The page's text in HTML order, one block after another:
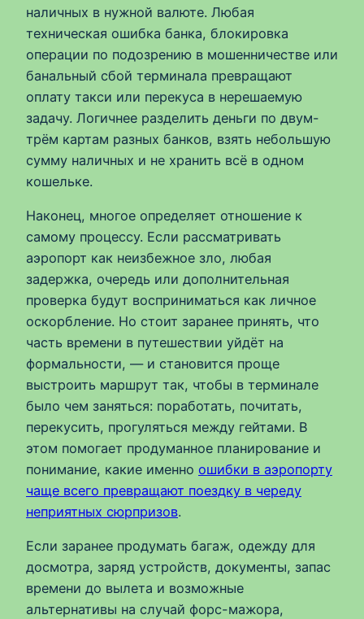
наличных в нужной валюте. Любая
техническая ошибка банка, блокировка
операции по подозрению в мошенничестве или
банальный сбой терминала превращают
оплату такси или перекуса в нерешаемую
задачу. Логичнее разделить деньги по двум-
трём картам разных банков, взять небольшую
сумму наличных и не хранить всё в одном
кошельке.
Наконец, многое определяет отношение к
самому процессу. Если рассматривать
аэропорт как неизбежное зло, любая
задержка, очередь или дополнительная
проверка будут восприниматься как личное
оскорбление. Но стоит заранее принять, что
часть времени в путешествии уйдёт на
формальности, — и становится проще
выстроить маршрут так, чтобы в терминале
было чем заняться: поработать, почитать,
перекусить, прогуляться между гейтами. В
этом помогает продуманное планирование и
понимание, какие именно ошибки в аэропорту
чаще всего превращают поездку в череду
неприятных сюрпризов.
Если заранее продумать багаж, одежду для
досмотра, заряд устройств, документы, запас
времени до вылета и возможные
альтернативы на случай форс-мажора,